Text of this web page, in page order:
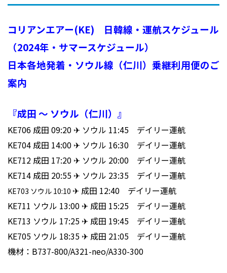
コリアンエアー(KE) 日韓線・運航スケジュール
（2024年・サマースケジュール）
日本各地発着・ソウル線（仁川）乗継利用便のご
案内
『成田 ～ ソウル（仁川）』
KE706 成田 09:20 ✈ ソウル 11:45 デイリー運航
KE704 成田 14:00 ✈ ソウル 16:30 デイリー運航
KE712 成田 17:20 ✈ ソウル 20:00 デイリー運航
KE714 成田 20:55 ✈ ソウル 23:35 デイリー運航
KE703 ソウル 10:10 ✈ 成田 12:40 デイリー運航
KE711 ソウル 13:00 ✈ 成田 15:25 デイリー運航
KE713 ソウル 17:25 ✈ 成田 19:45 デイリー運航
KE705 ソウル 18:35 ✈ 成田 21:05 デイリー運航
機材：B737-800/A321-neo/A330-300